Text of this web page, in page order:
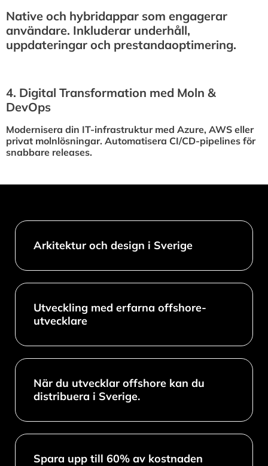
Native och hybridappar som engagerar
användare. Inkluderar underhåll,
uppdateringar och prestandaoptimering.
4.⁠ ⁠Digital Transformation med Moln &
DevOps
Modernisera din IT-infrastruktur med Azure, AWS eller
privat molnlösningar. Automatisera CI/CD-pipelines för
snabbare releases.
Arkitektur och design i Sverige​
Utveckling med erfarna offshore-
utvecklare
När du utvecklar offshore kan du
distribuera i Sverige.
Spara upp till 60% av kostnaden